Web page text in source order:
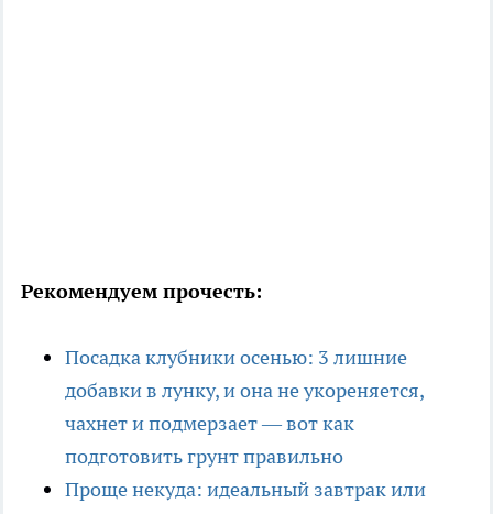
Рекомендуем прочесть:
Посадка клубники осенью: 3 лишние
добавки в лунку, и она не укореняется,
чахнет и подмерзает — вот как
подготовить грунт правильно
Проще некуда: идеальный завтрак или